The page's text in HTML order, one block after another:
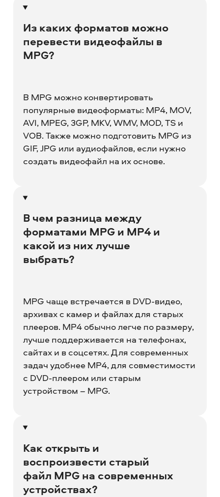
Из каких форматов можно
перевести видеофайлы в
MPG?
В MPG можно конвертировать
популярные видеоформаты: MP4, MOV,
AVI, MPEG, 3GP, MKV, WMV, MOD, TS и
VOB. Также можно подготовить MPG из
GIF, JPG или аудиофайлов, если нужно
создать видеофайл на их основе.
В чем разница между
форматами MPG и MP4 и
какой из них лучше
выбрать?
MPG чаще встречается в DVD-видео,
архивах с камер и файлах для старых
плееров. MP4 обычно легче по размеру,
лучше поддерживается на телефонах,
сайтах и в соцсетях. Для современных
задач удобнее MP4, для совместимости
с DVD-плеером или старым
устройством – MPG.
Как открыть и
воспроизвести старый
файл MPG на современных
устройствах?